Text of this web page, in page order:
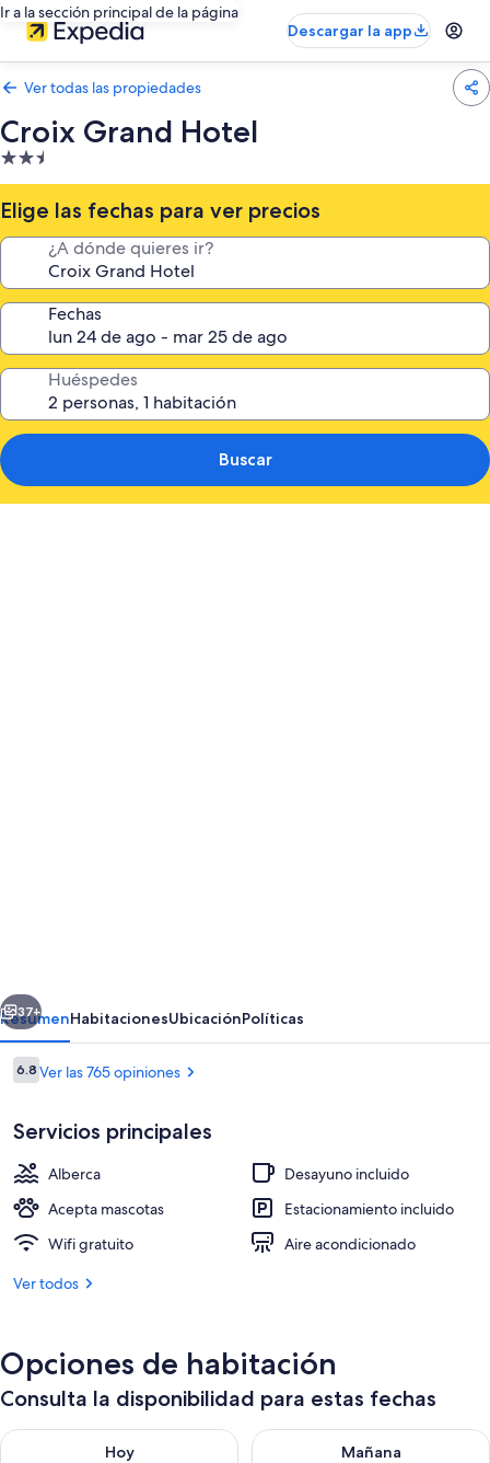
Ir a la sección principal de la página
Descargar la app
Ver todas las propiedades
Croix Grand Hotel
Propiedad
de
2.5
estrellas
Elige las fechas para ver precios
¿A dónde quieres ir?
Fechas
Huéspedes
Buscar
Exterior
Siguiente
37+
ResumenHabitacionesUbicaciónPolíticas
Opiniones
6.86.8 de 10,
Ver las 765 opiniones
Servicios principales
Alberca
Desayuno incluido
Acepta mascotas
Estacionamiento incluido
Wifi gratuito
Aire acondicionado
Ver todos
Opciones de habitación
Consulta la disponibilidad para estas fechas
Hoy
Consulta la disponibilidad para hoy ago 10 - ago 11
Mañana
Consulta la disponibilidad